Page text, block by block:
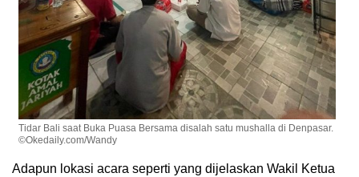
Tidar Bali saat Buka Puasa Bersama disalah satu mushalla di Denpasar.
©Okedaily.com/Wandy
Adapun lokasi acara seperti yang dijelaskan Wakil Ketua